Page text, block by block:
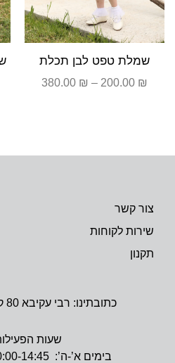
שמלת טפט לבן תכלת
200.00 ₪
–
380.00 ₪
צור קשר
שירות לקוחות
תקנון
כתובתינו: רבי עקיבא 80 קומה א’ – בני ברק
שעות
בימים א’-ה’: 10:00-14:45 ,17:00-21:30